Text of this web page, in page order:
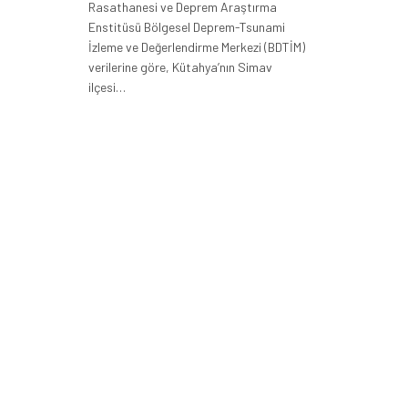
Rasathanesi ve Deprem Araştırma
Enstitüsü Bölgesel Deprem-Tsunami
İzleme ve Değerlendirme Merkezi (BDTİM)
verilerine göre, Kütahya’nın Simav
ilçesi…